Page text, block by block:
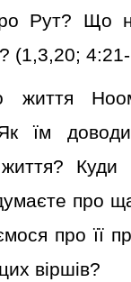
Рут? Що
(1,3,20;
життя
їм
Куди
про
про її
віршів?